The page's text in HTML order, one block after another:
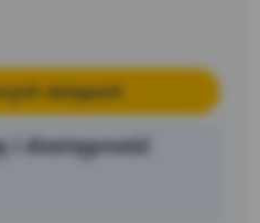
sklepach
i dostępność